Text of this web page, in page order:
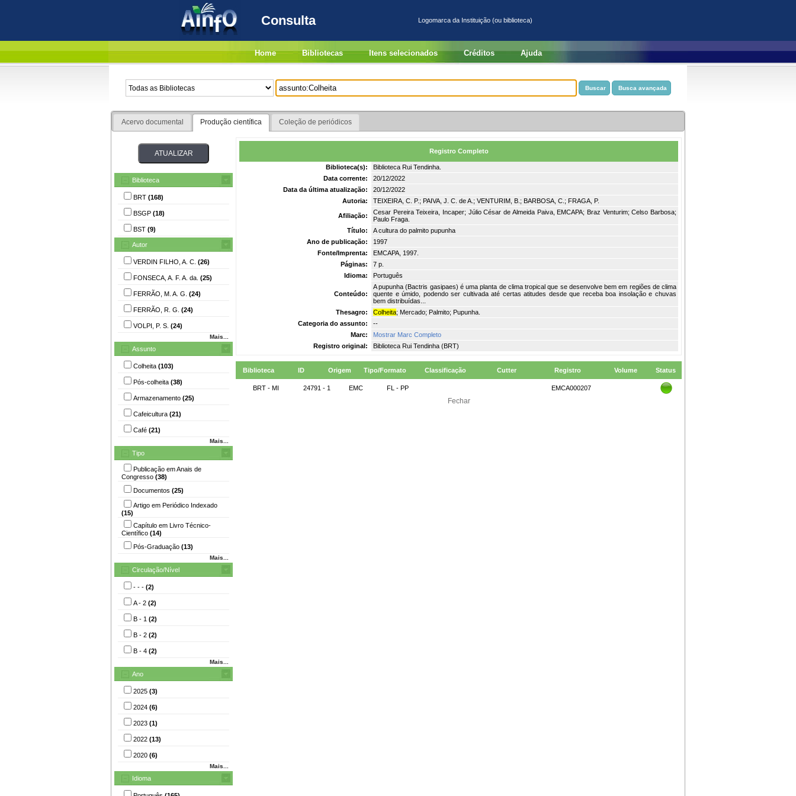
Consulta Logomarca da Instituição (ou biblioteca)
Home Bibliotecas Itens selecionados Créditos Ajuda
Acervo documental Produção científica Coleção de periódicos
Biblioteca
BRT (168)
BSGP (18)
BST (9)
Autor
VERDIN FILHO, A. C. (26)
FONSECA, A. F. A. da. (25)
FERRÃO, M. A. G. (24)
FERRÃO, R. G. (24)
VOLPI, P. S. (24)
Mais...
Assunto
Colheita (103)
Pós-colheita (38)
Armazenamento (25)
Cafeicultura (21)
Café (21)
Mais...
Tipo
Publicação em Anais de
Congresso (38)
Documentos (25)
Artigo em Periódico Indexado
(15)
Capítulo em Livro Técnico-
Científico (14)
Pós-Graduação (13)
Mais...
Circulação/Nível
- - - (2)
A - 2 (2)
B - 1 (2)
B - 2 (2)
B - 4 (2)
Mais...
Ano
2025 (3)
2024 (6)
2023 (1)
2022 (13)
2020 (6)
Mais...
Idioma
Registro Completo
Biblioteca(s):
Biblioteca Rui Tendinha.
Data corrente:
20/12/2022
Data da última atualização:
20/12/2022
Autoria:
TEIXEIRA, C. P.; PAIVA, J. C. de A.; VENTURIM, B.; BARBOSA, C.; FRAGA, P.
Afiliação:
Cesar Pereira Teixeira, Incaper; Júlio César de Almeida Paiva, EMCAPA; Braz Venturim; Celso Barbosa;
Paulo Fraga.
Título:
A cultura do palmito pupunha
Ano de publicação:
1997
Fonte/Imprenta:
EMCAPA, 1997.
Páginas:
7 p.
Idioma:
Português
Conteúdo:
A pupunha (Bactris gasipaes) é uma planta de clima tropical que se desenvolve bem em regiões de clima
quente e úmido, podendo ser cultivada até certas atitudes desde que receba boa insolação e chuvas
bem distribuídas...
Thesagro:
Colheita; Mercado; Palmito; Pupunha.
Categoria do assunto:
--
Marc:
Mostrar Marc Completo
Registro original:
Biblioteca Rui Tendinha (BRT)
Biblioteca ID Origem Tipo/Formato Classificação Cutter Registro Volume Status
BRT - MI 24791 - 1 EMC FL - PP EMCA000207
Fechar